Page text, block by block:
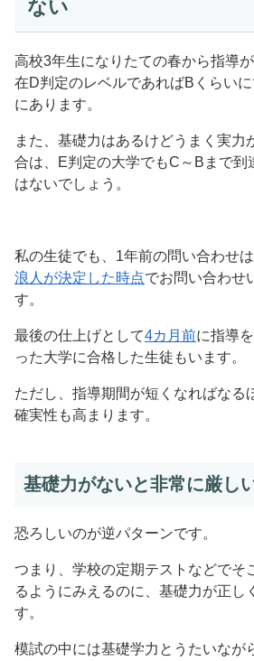
ない
高校3年生になりたての春から指導
在D判定のレベルであればBくらい
にあります。
また、基礎力はあるけどうまく実力
合は、E判定の大学でもC～Bまで到
はないでしょう。
私の生徒でも、1年前の問い合わせ
浪人が決定した時点でお問い合わせ
す。
最後の仕上げとして4カ月前に指導
った大学に合格した生徒もいます。
ただし、指導期間が短くなればなる
確実性も高まります。
基礎力がないと非常に厳し
恐ろしいのが逆パターンです。
つまり、学校の定期テストなどでそ
るようにみえるのに、基礎力が正し
す。
模試の中には基礎学力とうたいなが